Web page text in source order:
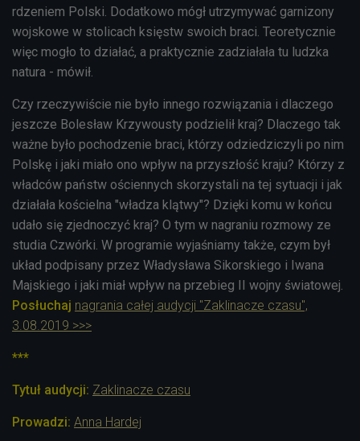
rdzeniem Polski. Dodatkowo mógł utrzymywać garnizony
wojskowe w stolicach księstw swoich braci. Teoretycznie
więc mogło to działać, a praktycznie zadziałała tu ludzka
natura - mówił.
Czy rzeczywiście nie było innego rozwiązania i dlaczego
jeszcze Bolesław Krzywousty podzielił kraj? Dlaczego tak
ważne było pochodzenie braci, którzy odziedziczyli po nim
Polskę i jaki miało ono wpływ na przyszłość kraju? Którzy z
władców państw ościennych skorzystali na tej sytuacji i jak
działała kościelna "władza klątwy"? Dzięki komu w końcu
udało się zjednoczyć kraj? O tym w nagraniu rozmowy ze
studia Czwórki. W programie wyjaśniamy także, czym był
układ podpisany przez Władysława Sikorskiego i Iwana
Majskiego i jaki miał wpływ na przebieg II wojny światowej.
Posłuchaj nagrania całej audycji "Zaklinacze czasu",
3.08.2019 >>>
***
Tytuł audycji: Zaklinacze czasu
Prowadzi: Anna Hardej